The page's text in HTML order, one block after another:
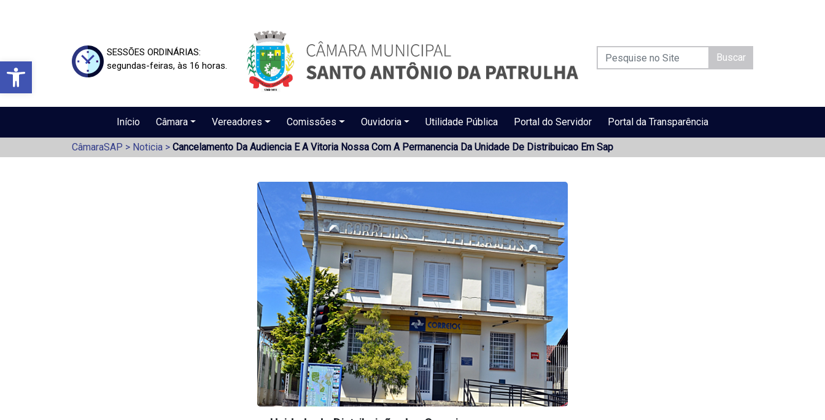
Barra de Ferramentas Aberta
SESSÕES ORDINÁRIAS:
segundas-feiras, às 16 horas.
Buscar
Início Câmara Vereadores Comissões Ouvidoria Utilidade Pública Portal do Servidor Portal da Transparência
CâmaraSAP > Noticia > Cancelamento Da Audiencia E A Vitoria Nossa Com A Permanencia Da Unidade De Distribuicao Em Sap